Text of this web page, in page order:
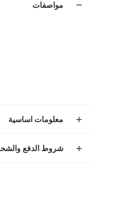
مواصفات
معلومات اساسية
شروط الدفع